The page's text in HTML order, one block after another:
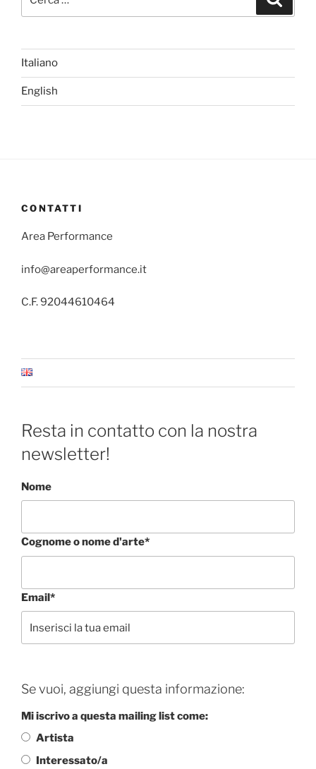
Italiano
English
CONTATTI
Area Performance
info@areaperformance.it
C.F. 92044610464
Resta in contatto con la nostra
newsletter!
Nome
Cognome o nome d'arte*
Email*
Se vuoi, aggiungi questa informazione:
Mi iscrivo a questa mailing list come:
Artista
Interessato/a